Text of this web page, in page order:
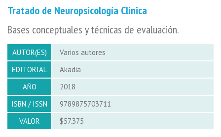
Tratado de Neuropsicología Clínica
Bases conceptuales y técnicas de evaluación.
AUTOR(ES)
Varios autores
EDITORIAL
Akadia
AÑO
2018
ISBN / ISSN
9789875703711
VALOR
$57.375